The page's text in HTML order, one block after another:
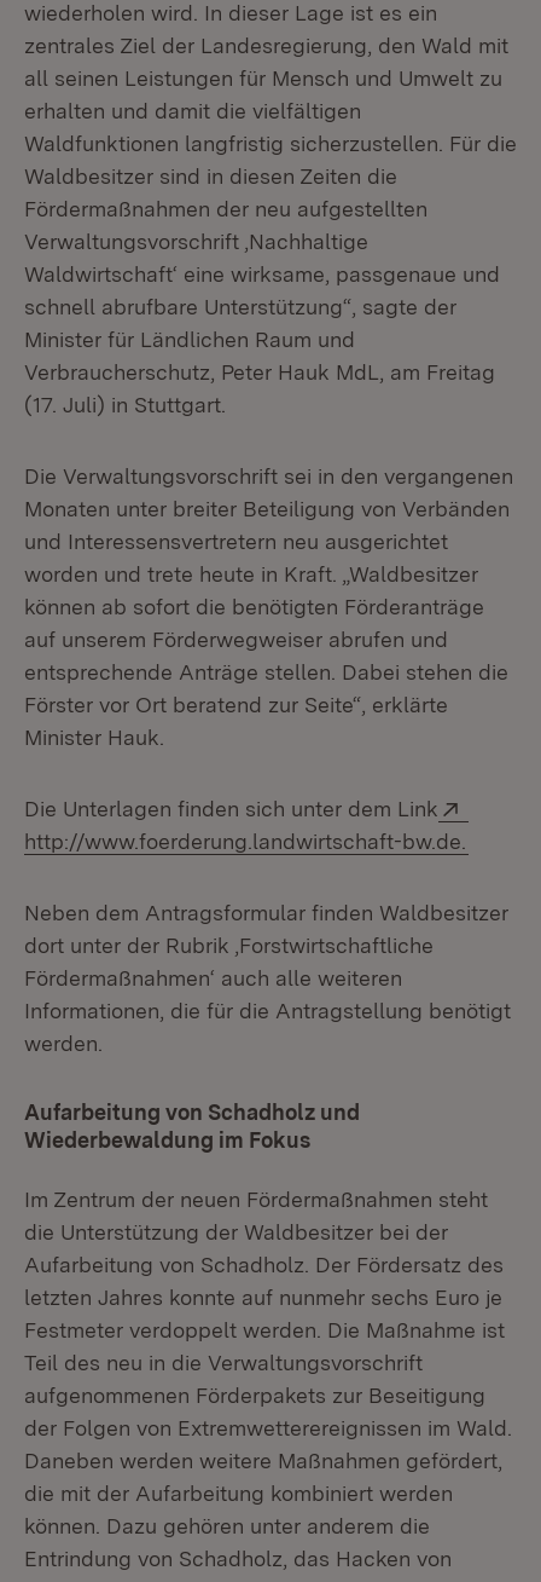
wiederholen wird. In dieser Lage ist es ein
zentrales Ziel der Landesregierung, den Wald mit
all seinen Leistungen für Mensch und Umwelt zu
erhalten und damit die vielfältigen
Waldfunktionen langfristig sicherzustellen. Für die
Waldbesitzer sind in diesen Zeiten die
Fördermaßnahmen der neu aufgestellten
Verwaltungsvorschrift ‚Nachhaltige
Waldwirtschaft‘ eine wirksame, passgenaue und
schnell abrufbare Unterstützung“, sagte der
Minister für Ländlichen Raum und
Verbraucherschutz, Peter Hauk MdL, am Freitag
(17. Juli) in Stuttgart.
Die Verwaltungsvorschrift sei in den vergangenen
Monaten unter breiter Beteiligung von Verbänden
und Interessensvertretern neu ausgerichtet
worden und trete heute in Kraft. „Waldbesitzer
können ab sofort die benötigten Förderanträge
auf unserem Förderwegweiser abrufen und
entsprechende Anträge stellen. Dabei stehen die
Förster vor Ort beratend zur Seite“, erklärte
Minister Hauk.
Die Unterlagen finden sich unter dem Link
http://www.foerderung.landwirtschaft-bw.de.
Neben dem Antragsformular finden Waldbesitzer
dort unter der Rubrik ‚Forstwirtschaftliche
Fördermaßnahmen‘ auch alle weiteren
Informationen, die für die Antragstellung benötigt
werden.
Aufarbeitung von Schadholz und
Wiederbewaldung im Fokus
Im Zentrum der neuen Fördermaßnahmen steht
die Unterstützung der Waldbesitzer bei der
Aufarbeitung von Schadholz. Der Fördersatz des
letzten Jahres konnte auf nunmehr sechs Euro je
Festmeter verdoppelt werden. Die Maßnahme ist
Teil des neu in die Verwaltungsvorschrift
aufgenommenen Förderpakets zur Beseitigung
der Folgen von Extremwetterereignissen im Wald.
Daneben werden weitere Maßnahmen gefördert,
die mit der Aufarbeitung kombiniert werden
können. Dazu gehören unter anderem die
Entrindung von Schadholz, das Hacken von